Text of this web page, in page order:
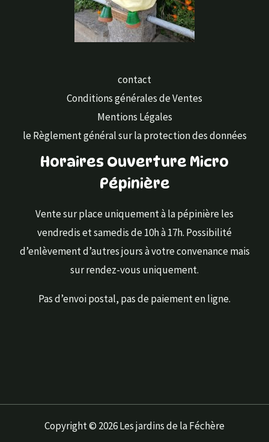
contact
Conditions générales de Ventes
Mentions Légales
le Règlement général sur la protection des données
Horaires Ouverture Micro
Pépinière
Vente sur place uniquement à la pépinière les
vendredis et samedis de 10h à 17h. Possibilité
d’enlèvement d’autres jours à votre convenance mais
sur rendez-vous uniquement.
Pas d’envoi postal, pas de paiement en ligne.
Copyright © 2026 Les jardins de la Féchère